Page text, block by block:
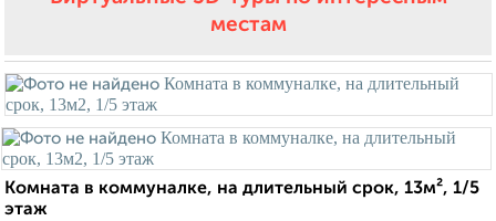
местам
Комната в коммуналке, на длительный срок, 13м², 1/5
этаж